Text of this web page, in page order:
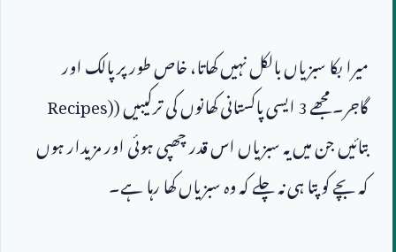
میرا بکا سبزیاں بالکل نہیں کھاتا، خاص طور پر پالک اور
گاجر۔ مجھے 3 ایسی پاکستانی کھانوں کی ترکیبیں (Recipes)